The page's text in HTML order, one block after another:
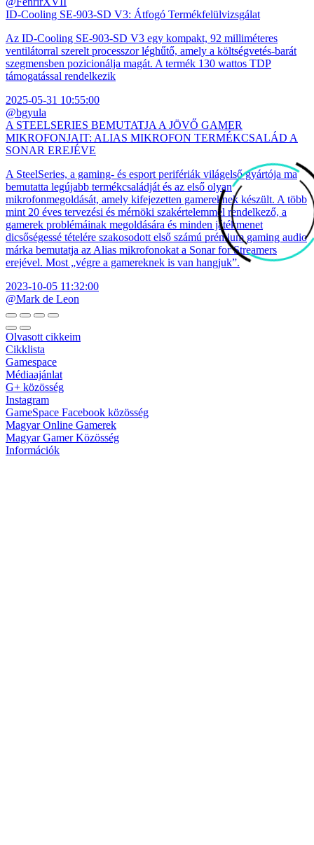
ID-Cooling SE-903-SD V3: Átfogó Termékfelülvizsgálat
Az ID-Cooling SE-903-SD V3 egy kompakt, 92 milliméteres
ventilátorral szerelt processzor léghűtő, amely a költségvetés-barát
szegmensben pozicionálja magát. A termék 130 wattos TDP
támogatással rendelkezik
2025-05-31 10:55:00
@bgyula
A STEELSERIES BEMUTATJA A JÖVŐ GAMER
MIKROFONJAIT: ALIAS MIKROFON TERMÉKCSALÁD A
SONAR EREJÉVE
A SteelSeries, a gaming- és esport perifériák világelső gyártója ma
bemutatta legújabb termékcsaládját és az első olyan
mikrofonmegoldását, amely kifejezetten gamereknek készült. A több
mint 20 éves tervezési és mérnöki szakértelemmel rendelkező, a
gamerek problémáinak megoldására és minden játékmenet
dicsőségessé tételére szakosodott első számú prémium gaming audio
márka bemutatja az Alias mikrofonokat a Sonar for Streamers
erejével. Most „végre a gamereknek is van hangjuk”.
2023-10-05 11:32:00
@Mark de Leon
Olvasott cikkeim
Cikklista
Gamespace
Médiaajánlat
G+ közösség
Instagram
GameSpace Facebook közösség
Magyar Online Gamerek
Magyar Gamer Közösség
Információk